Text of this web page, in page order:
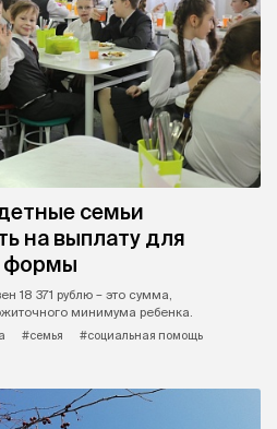
семьи
на выплату для
формы
18 371 рублю – это сумма,
минимума ребенка.
#семья
#социальная помощь